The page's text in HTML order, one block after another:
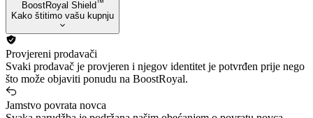
BoostRoyal Shield™
Kako štitimo vašu kupnju
Provjereni prodavači
Svaki prodavač je provjeren i njegov identitet je potvrđen prije nego
što može objaviti ponudu na BoostRoyal.
Jamstvo povrata novca